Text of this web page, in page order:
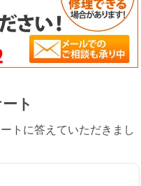
ト
トに答えていただきまし